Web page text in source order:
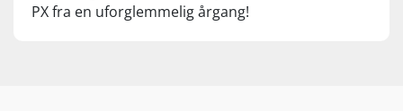
PX fra en uforglemmelig årgang!